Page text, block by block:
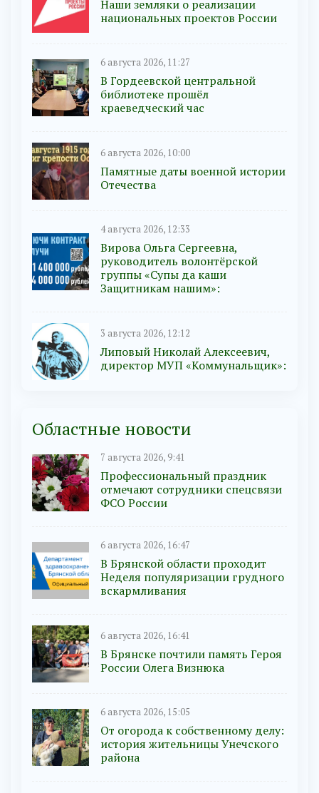
Наши земляки о реализации
национальных проектов России
6 августа 2026, 11:27
В Гордеевской центральной
библиотеке прошёл
краеведческий час
6 августа 2026, 10:00
Памятные даты военной истории
Отечества
4 августа 2026, 12:33
Вирова Ольга Сергеевна,
руководитель волонтёрской
группы «Супы да каши
Защитникам нашим»:
3 августа 2026, 12:12
Липовый Николай Алексеевич,
директор МУП «Коммунальщик»:
Областные новости
7 августа 2026, 9:41
Профессиональный праздник
отмечают сотрудники спецсвязи
ФСО России
6 августа 2026, 16:47
В Брянской области проходит
Неделя популяризации грудного
вскармливания
6 августа 2026, 16:41
В Брянске почтили память Героя
России Олега Визнюка
6 августа 2026, 15:05
От огорода к собственному делу:
история жительницы Унечского
района